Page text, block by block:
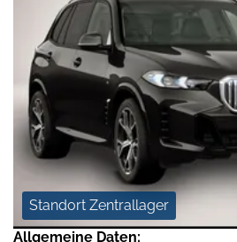
Standort Zentrallager
Allgemeine Daten: